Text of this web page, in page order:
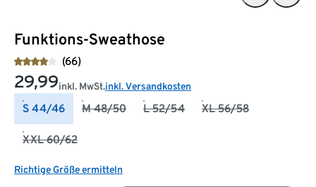
Funktions-Sweathose
(66)
29,99inkl. MwSt.inkl. Versandkosten
S 44/46 M 48/50 L 52/54 XL 56/58
XXL 60/62
Richtige Größe ermitteln